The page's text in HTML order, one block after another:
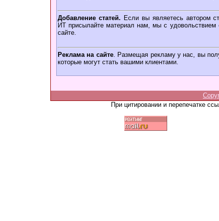
Добавление статей. Если вы являетесь автором
ИТ присылайте материал нам, мы с удовольствием
сайте.
Реклама на сайте. Размещая рекламу у нас, вы
которые могут стать вашими клиентами.
При цитировании и перепечатке